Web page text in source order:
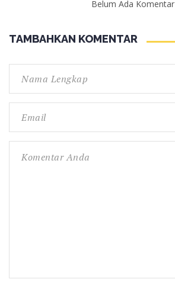
Belum Ada Komentar
TAMBAHKAN KOMENTAR